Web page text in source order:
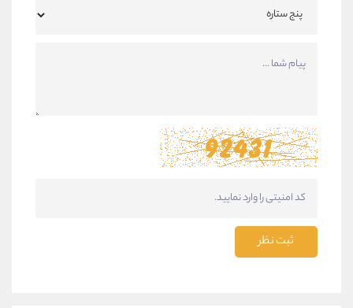
ثبت نظر